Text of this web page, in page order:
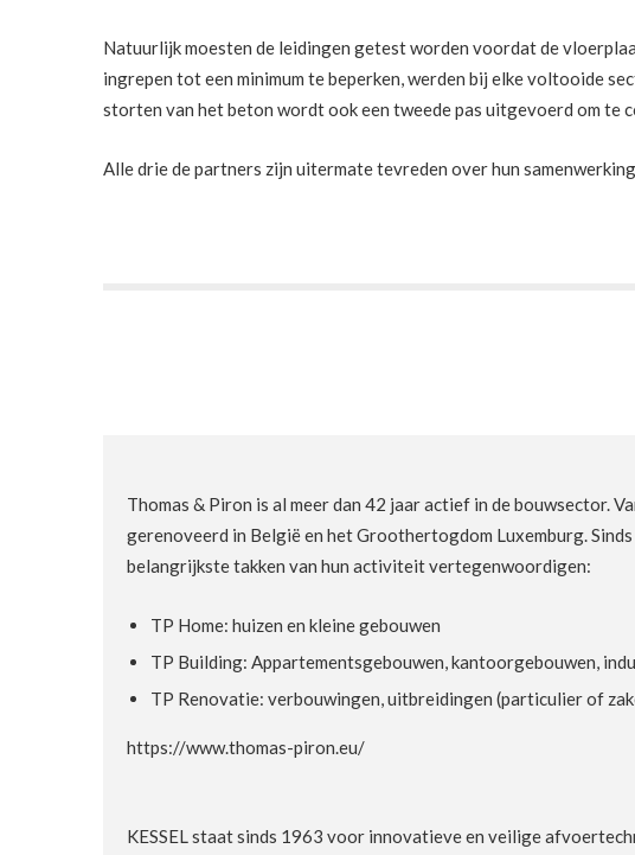
Natuurlijk moesten de leidingen getest worden voordat de
ingrepen tot een minimum te beperken, werden bij elke voltooide
storten van het beton wordt ook een tweede pas uitgevoerd om te
Alle drie de partners zijn uitermate tevreden over hun
Thomas & Piron is al meer dan 42 jaar actief in de bouwsector.
gerenoveerd in België en het Groothertogdom Luxemburg.
belangrijkste takken van hun activiteit vertegenwoordigen:
TP Home: huizen en kleine gebouwen
TP Building: Appartementsgebouwen, kantoorgebouwen,
TP Renovatie: verbouwingen, uitbreidingen (particulier of
https://www.thomas-piron.eu/
KESSEL staat sinds 1963 voor innovatieve en veilige